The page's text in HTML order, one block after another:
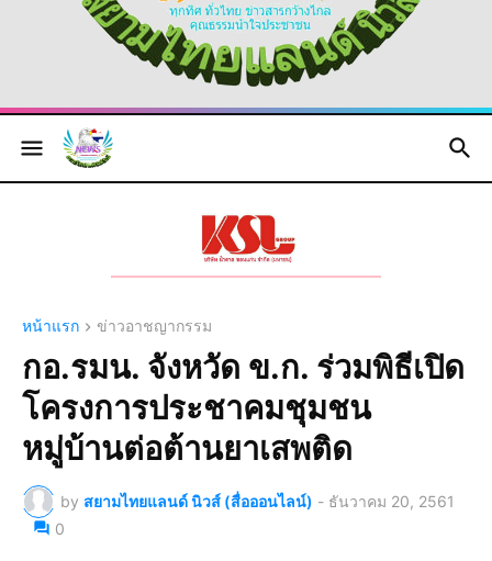
หน้าแรก ข่าวอาชญากรรม
กอ.รมน. จังหวัด ข.ก. ร่วมพิธีเปิด
โครงการประชาคมชุมชน
หมู่บ้านต่อต้านยาเสพติด
by สยามไทยแลนด์ นิวส์ (สื่อออนไลน์) - ธันวาคม 20, 2561
0